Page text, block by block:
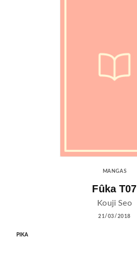
MANGAS
Fûka T07
Kouji Seo
21/03/2018
PIKA